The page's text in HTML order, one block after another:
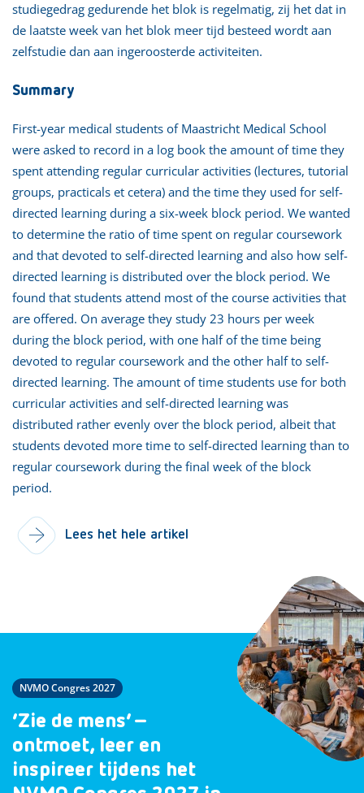
studiegedrag gedurende het blok is regelmatig, zij het dat in
de laatste week van het blok meer tijd besteed wordt aan
zelfstudie dan aan ingeroosterde activiteiten.
Summary
First-year medical students of Maastricht Medical School
were asked to record in a log book the amount of time they
spent attending regular curricular activities (lectures, tutorial
groups, practicals et cetera) and the time they used for self-
directed learning during a six-week block period. We wanted
to determine the ratio of time spent on regular coursework
and that devoted to self-directed learning and also how self-
directed learning is distributed over the block period. We
found that students attend most of the course activities that
are offered. On average they study 23 hours per week
during the block period, with one half of the time being
devoted to regular coursework and the other half to self-
directed learning. The amount of time students use for both
curricular activities and self-directed learning was
distributed rather evenly over the block period, albeit that
students devoted more time to self-directed learning than to
regular coursework during the final week of the block
period.
Lees het hele artikel
NVMO Congres 2027
‘Zie de mens’ –
ontmoet, leer en
inspireer tijdens het